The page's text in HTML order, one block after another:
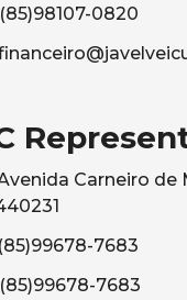
(85)98107-0820
Carneiro de
(85)99678-7683
(85)99678-7683